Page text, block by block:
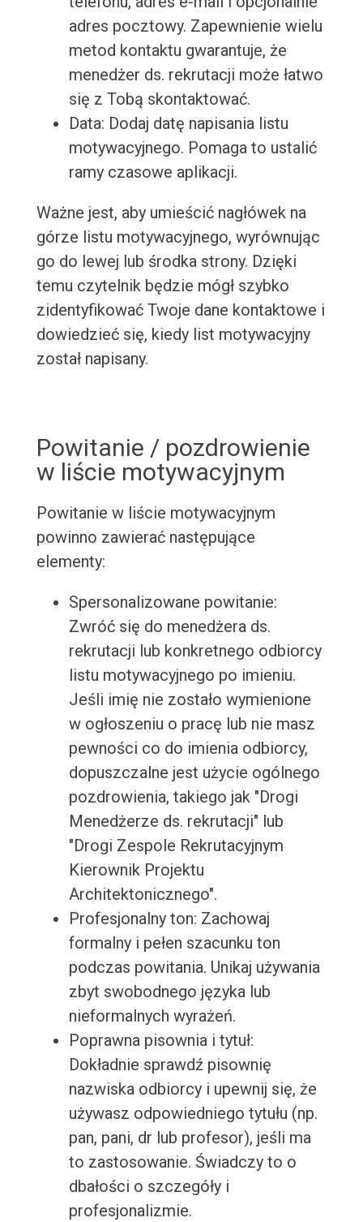
adres pocztowy. Zapewnienie wielu
metod kontaktu gwarantuje, że
menedżer ds. rekrutacji może łatwo
się z Tobą skontaktować.
Data: Dodaj datę napisania listu
motywacyjnego. Pomaga to ustalić
ramy czasowe aplikacji.
Ważne jest, aby umieścić nagłówek na
górze listu motywacyjnego, wyrównując
go do lewej lub środka strony. Dzięki
temu czytelnik będzie mógł szybko
zidentyfikować Twoje dane kontaktowe i
dowiedzieć się, kiedy list motywacyjny
został napisany.
Powitanie / pozdrowienie
w liście motywacyjnym
Powitanie w liście motywacyjnym
powinno zawierać następujące
elementy:
Spersonalizowane powitanie:
Zwróć się do menedżera ds.
rekrutacji lub konkretnego odbiorcy
listu motywacyjnego po imieniu.
Jeśli imię nie zostało wymienione
w ogłoszeniu o pracę lub nie masz
pewności co do imienia odbiorcy,
dopuszczalne jest użycie ogólnego
pozdrowienia, takiego jak "Drogi
Menedżerze ds. rekrutacji" lub
"Drogi Zespole Rekrutacyjnym
Kierownik Projektu
Architektonicznego".
Profesjonalny ton: Zachowaj
formalny i pełen szacunku ton
podczas powitania. Unikaj używania
zbyt swobodnego języka lub
nieformalnych wyrażeń.
Poprawna pisownia i tytuł:
Dokładnie sprawdź pisownię
nazwiska odbiorcy i upewnij się, że
używasz odpowiedniego tytułu (np.
pan, pani, dr lub profesor), jeśli ma
to zastosowanie. Świadczy to o
dbałości o szczegóły i
profesjonalizmie.